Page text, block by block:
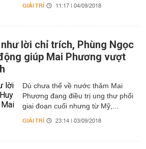
GIẢI TRÍ 11:17 | 04/09/2018
lời chỉ trích, Phùng Ngọc
giúp Mai Phương vượt
Dù chưa thể về nước thăm Mai
Phương đang điều trị ung thư phổi
giai đoạn cuối nhưng từ Mỹ,...
GIẢI TRÍ 23:14 | 03/09/2018